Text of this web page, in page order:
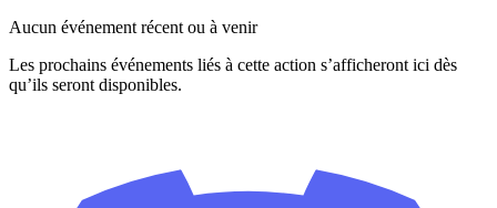
Aucun événement récent ou à venir
Les prochains événements liés à cette action s’afficheront ici dès
qu’ils seront disponibles.